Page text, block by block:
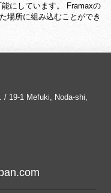
にしています。 Framaxの
場所に組み込むことができ
19-1 Mefuki, Noda-shi,